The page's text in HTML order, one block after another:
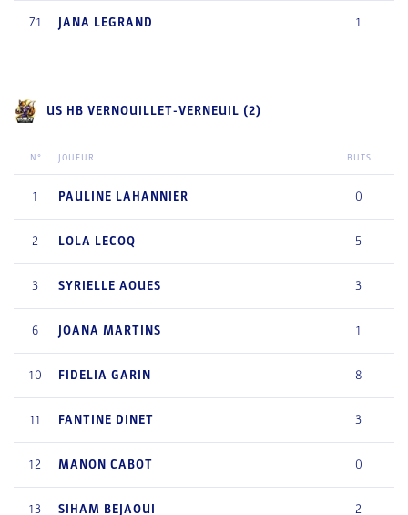
71 JANA LEGRAND 1
US HB VERNOUILLET-VERNEUIL (2)
N° JOUEUR BUTS
1 PAULINE LAHANNIER 0
2 LOLA LECOQ 5
3 SYRIELLE AOUES 3
6 JOANA MARTINS 1
10 FIDELIA GARIN 8
11 FANTINE DINET 3
12 MANON CABOT 0
13 SIHAM BEJAOUI 2